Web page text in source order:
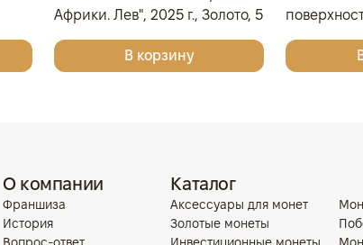
Африки. Лев", 2025 г., Золото, 5
гр., проба 9999, КОТ Д'ИВУАР
В корзину
2025 г.,
925,
О компании
Франшиза
История
Вопрос-ответ
Каталог
Аксессуары для монет
Золотые монеты
Инвестиционные монеты